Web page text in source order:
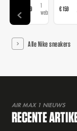
€ 89,99
1
webshop
€ 159
Alle Nike sneakers
AIR MAX 1 NIEUWS
RECENTE